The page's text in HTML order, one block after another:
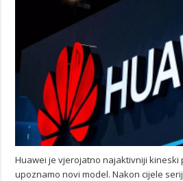
Huawei je vjerojatno najaktivniji kineski
upoznamo novi model. Nakon cijele